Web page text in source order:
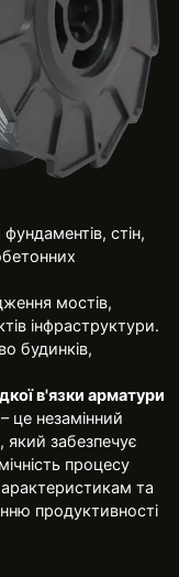
стін,
мостів,
інфраструктури.
будинків,
в'язки арматури
це незамінний
який забезпечує
процесу
та
продуктивності